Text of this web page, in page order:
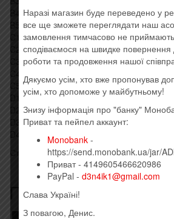
B4. Hadouken! That Boy That Girl
B5. Taking Back Sunday MakeDamnSure
C1. Royal Blood (6) Out Of The Black
C2. Nickelback Burn It To The Ground
C3. Motörhead Motörhead
C4. Black Stone Cherry Lonely Train
C5. Staind It’s Been Awhile
D1. Slipknot Psychosocial
D2. Avenged Sevenfold Hail To The King
D3. Disturbed Down With The Sickness
D4. Stone Sour Absolute Zero
Стиль: Alternative Rock, Gothic Metal, Nu
Похожие товары
Наразі магазин буде переведено у
все ще зможете переглядати наш
замовлення тимчасово не
сподіваємося на швидке
роботи та продовження нашої
Дякуємо усім, хто вже пропонував
усім, хто допоможе у майбутньому!
Знизу інформація про "банку"
Приват та пейпел аккаунт:
Monobank -
https://send.monobank.ua/jar/
Приват - 4149605466620986
PayPal - d3n4ik1@gmail.com
Слава Україні!
З повагою, Денис.